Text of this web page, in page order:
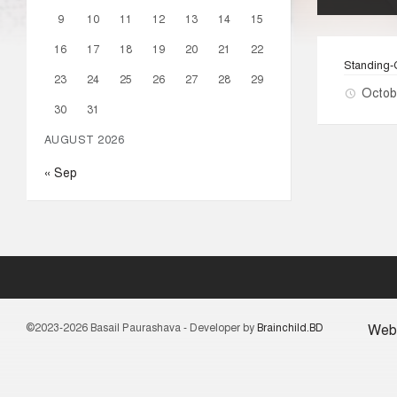
AUGUST 2026
9 10 11 12 13 14 15
16 17 18 19 20 21 22
23 24 25 26 27 28 29
30 31
« Sep
©2023-2026 Basail Paurashava - Developer by Brainchild.BD